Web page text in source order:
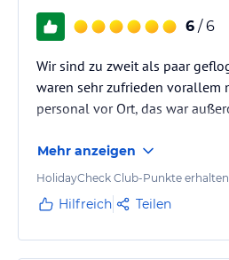
6 / 6
Wir sind zu zweit als paar
waren sehr zufrieden vorallem
personal vor Ort, das war
Mehr anzeigen
HolidayCheck Club-Punkte erhalten
Hilfreich Teilen